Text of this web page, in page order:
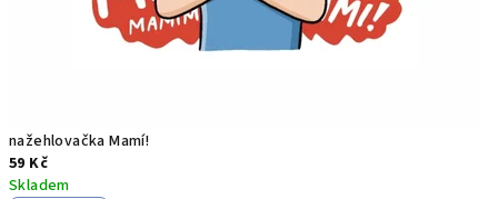
nažehlovačka Mamí!
59 Kč
Skladem